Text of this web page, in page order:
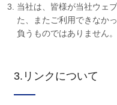
当社は、皆様が当社ウェ
た、またご利用できなか
負うものではありません。
3.リンクについて